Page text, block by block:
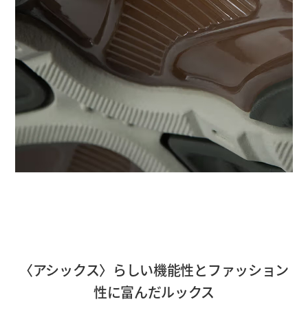
〈アシックス〉らしい機能性とファッション
性に富んだルックス